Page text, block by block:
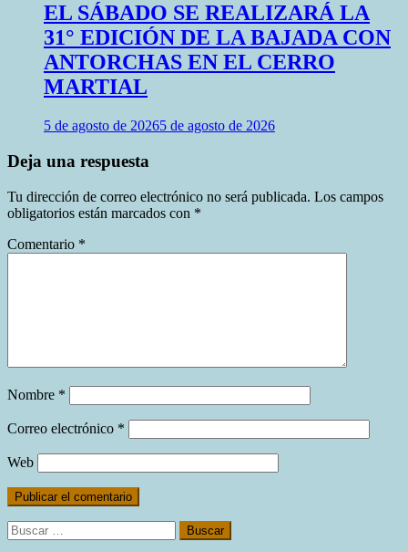
EL SÁBADO SE REALIZARÁ LA
31° EDICIÓN DE LA BAJADA CON
ANTORCHAS EN EL CERRO
MARTIAL
5 de agosto de 20265 de agosto de 2026
Deja una respuesta
Tu dirección de correo electrónico no será publicada. Los campos
obligatorios están marcados con *
Comentario *
Nombre *
Correo electrónico *
Web
Buscar: